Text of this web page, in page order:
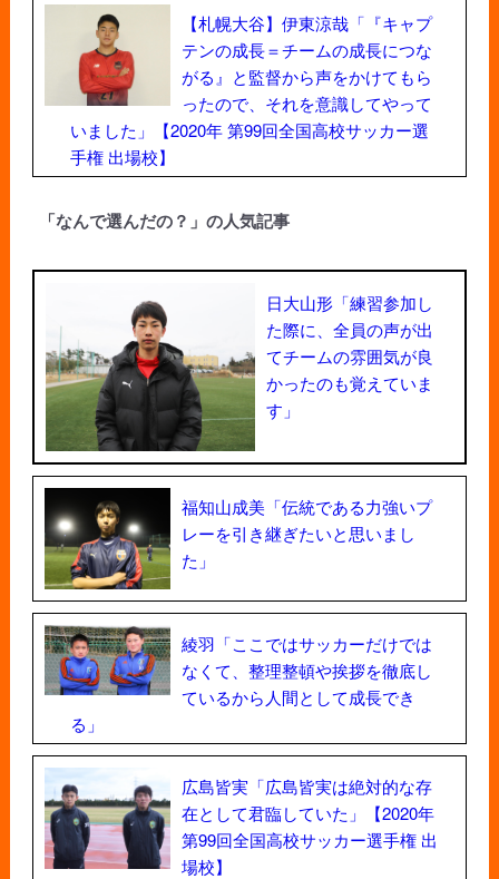
【札幌大谷】伊東涼哉「『キャプ
テンの成長＝チームの成長につな
がる』と監督から声をかけてもら
ったので、それを意識してやって
いました」【2020年 第99回全国高校サッカー選
手権 出場校】
「なんで選んだの？」の人気記事
日大山形「練習参加し
た際に、全員の声が出
てチームの雰囲気が良
かったのも覚えていま
す」
福知山成美「伝統である力強いプ
レーを引き継ぎたいと思いまし
た」
綾羽「ここではサッカーだけでは
なくて、整理整頓や挨拶を徹底し
ているから人間として成長でき
る」
広島皆実「広島皆実は絶対的な存
在として君臨していた」【2020年
第99回全国高校サッカー選手権 出
場校】